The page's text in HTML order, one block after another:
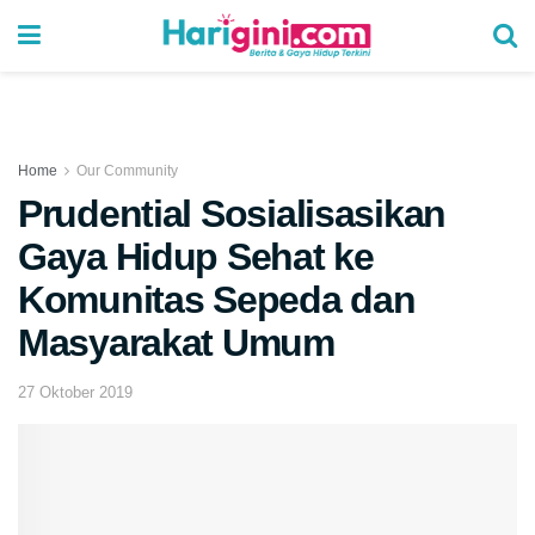
Home Our Community
Prudential Sosialisasikan
Gaya Hidup Sehat ke
Komunitas Sepeda dan
Masyarakat Umum
27 Oktober 2019